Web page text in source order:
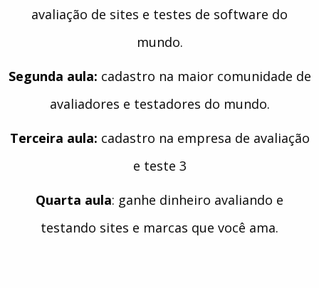
avaliação de sites e testes de software do
mundo.
Segunda aula: cadastro na maior comunidade de
avaliadores e testadores do mundo.
Terceira aula: cadastro na empresa de avaliação
e teste 3
Quarta aula: ganhe dinheiro avaliando e
testando sites e marcas que você ama.